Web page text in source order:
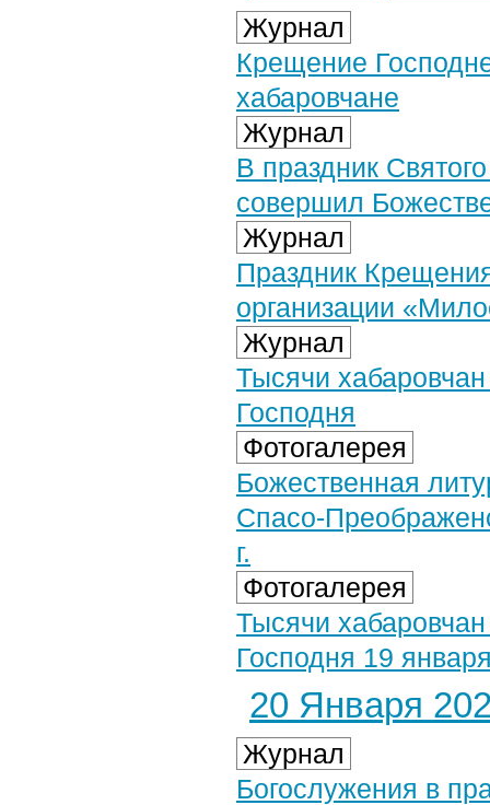
Журнал
Крещение
хабаровчане
Журнал
В праздник
совершил
Журнал
Праздник
организации
Журнал
Тысячи
Господня
Фотогалерея
Божественная
Спасо-
г.
Фотогалерея
Тысячи
Господня 19
20 Января
Журнал
Богослужения в